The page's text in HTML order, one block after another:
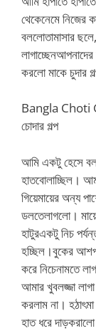
থেকেনেমে নিজের
বললোতামাসার
করলো মাকে চুদার
Bangla Choti
চোদার গল্প
আমি একটু হেসে
হাতবোলাচ্ছিল।
গিয়েমায়ের অন্য
ডলতেলাগলো।
হাটুরএকটু নিচ
হচ্ছিল।বুকের
করে নিচেনামতে
আমার খুবলজ্জা
করলাম না।
হাত ধরে